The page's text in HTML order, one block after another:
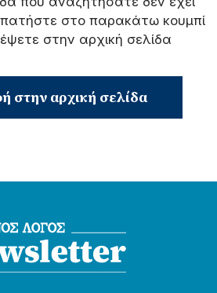
στο παρακάτω κουμπί
στην αρχική σελίδα
στην αρχική σελίδα